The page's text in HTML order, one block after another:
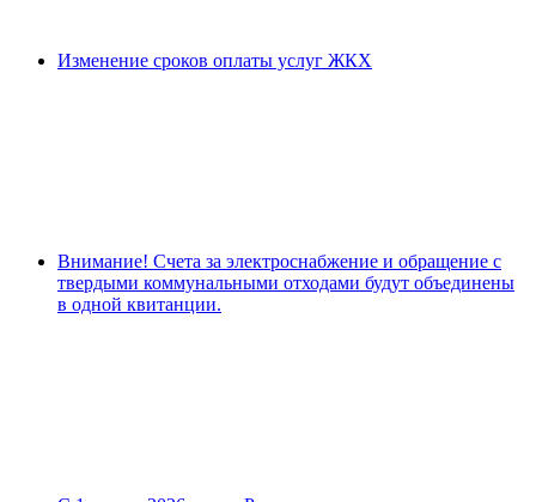
Изменение сроков оплаты услуг ЖКХ
Внимание! Счета за электроснабжение и обращение с
твердыми коммунальными отходами будут объединены
в одной квитанции.